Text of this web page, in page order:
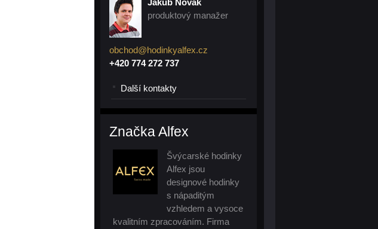
Jakub Novák
produktový manažer
obchod@hodinkyalfex.cz
+420 774 272 737
Další kontakty
Značka Alfex
Švýcarské hodinky
Alfex jsou
designové hodinky
s nápaditým
vzhledem a vysoce
kvalitním zpracováním. Firma